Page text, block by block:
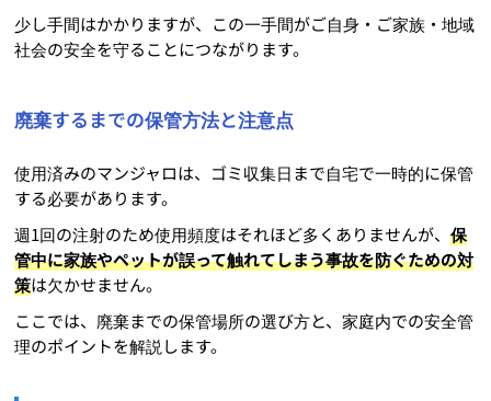
少し手間はかかりますが、この一手間がご自身・ご家族・地域
社会の安全を守ることにつながります。
廃棄するまでの保管方法と注意点
使用済みのマンジャロは、ゴミ収集日まで自宅で一時的に保管
する必要があります。
週1回の注射のため使用頻度はそれほど多くありませんが、保
管中に家族やペットが誤って触れてしまう事故を防ぐための対
策は欠かせません。
ここでは、廃棄までの保管場所の選び方と、家庭内での安全管
理のポイントを解説します。